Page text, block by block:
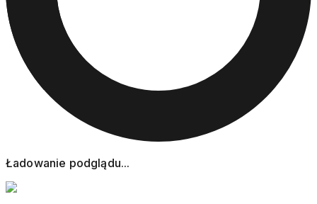
Ładowanie podglądu...